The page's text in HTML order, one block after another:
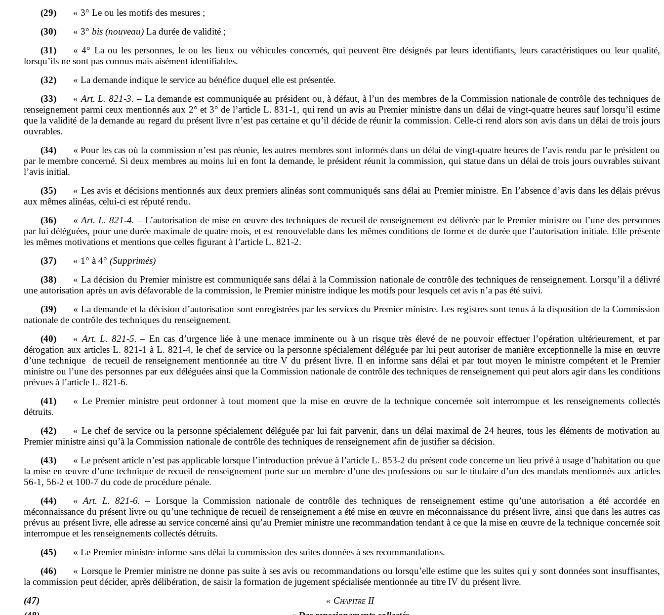
(29)
« 3° Le ou les motifs des mesures ;
(30)
« 3° bis (nouveau) La durée de validité ;
(31)
« 4° La ou les personnes, le ou les lieux ou véhicules concernés, qui peuvent être désignés par leurs identifiants, leurs caractéristiques ou leur qualité,
lorsqu’ils ne sont pas connus mais aisément identifiables.
(32)
« La demande indique le service au bénéfice duquel elle est présentée.
(33)
« Art. L. 821‑3. – La demande est communiquée au président ou, à défaut, à l’un des membres de la Commission nationale de contrôle des techniques de
renseignement parmi ceux mentionnés aux 2° et 3° de l’article L. 831‑1, qui rend un avis au Premier ministre dans un délai de vingt-quatre heures sauf lorsqu’il estime
que la validité de la demande au regard du présent livre n’est pas certaine et qu’il décide de réunir la commission. Celle-ci rend alors son avis dans un délai de trois jours
ouvrables.
(34)
« Pour les cas où la commission n’est pas réunie, les autres membres sont informés dans un délai de vingt-quatre heures de l’avis rendu par le président ou
par le membre concerné. Si deux membres au moins lui en font la demande, le président réunit la commission, qui statue dans un délai de trois jours ouvrables suivant
l’avis initial.
(35)
« Les avis et décisions mentionnés aux deux premiers alinéas sont communiqués sans délai au Premier ministre. En l’absence d’avis dans les délais prévus
aux mêmes alinéas, celui-ci est réputé rendu.
(36)
« Art. L. 821‑4. – L’autorisation de mise en œuvre des techniques de recueil de renseignement est délivrée parle Premier ministre oul’unedes personnes
par lui déléguées, pour une durée maximale de quatre mois, et est renouvelable dans les mêmes conditions de forme et de durée que l’autorisation initiale. Elle présente
les mêmes motivations et mentions que celles figurant à l’article L. 821‑2.
(37)
« 1° à 4° (Supprimés)
(38)
« La décision du Premier ministre est communiquée sans délai à la Commission nationale de contrôle des techniques de renseignement. Lorsqu’il a délivré
une autorisation après un avis défavorable de la commission, le Premier ministre indique les motifs pour lesquels cet avis n’a pas été suivi.
(39)
« La demande et la décision d’autorisation sont enregistrées par les services du Premier ministre. Les registres sont tenus à la disposition de la Commission
nationale de contrôle des techniques du renseignement.
(40)
« Art. L. 821‑5. – En cas d’urgence liée à une menace imminente ou à un risque très élevé de ne pouvoir effectuer l’opération ultérieurement, et par
dérogation aux articles L. 821-1 à L. 821-4, le chef de service ou la personne spécialement déléguée par lui peut autoriser de manière exceptionnelle la mise en œuvre
d’une technique de recueil de renseignement mentionnée au titre V du présent livre. Il en informe sans délai et par tout moyen le ministre compétent et le Premier
ministre ou l’une des personnes par euxdéléguées ainsi que la Commission nationale de contrôle des techniques de renseignement qui peut alors agir dans les conditions
prévues à l’article L. 821-6.
(41)
« Le Premier ministre peut ordonner à tout moment que la mise en œuvre de la technique concernée soit interrompue et les renseignements collectés
détruits.
(42)
« Le chef de service ou la personne spécialement déléguée par lui fait parvenir, dans un délai maximalde 24 heures, tous les éléments de motivation au
Premier ministre ainsi qu’à la Commission nationale de contrôle des techniques de renseignement afin de justifier sa décision.
(43)
« Le présent article n’est pas applicable lorsque l’introduction prévue à l’article L. 853‑2 du présent code concerne un lieu privé à usage d’habitation ou que
la mise en œuvre d’une technique de recueil de renseignement porte sur un membre d’une des professions ou sur le titulaire d’un des mandats mentionnés aux articles
56‑1, 56‑2 et 100‑7 du code de procédure pénale.
(44)
« Art. L. 821‑6. – Lorsque la Commission nationale de contrôle des techniques de renseignement estime qu’une autorisation a été accordée en
méconnaissance du présent livre ou qu’une technique de recueil de renseignement a été mise en œuvre en méconnaissance du présent livre, ainsi que dans les autres cas
prévus au présent livre, elleadresse au service concerné ainsi qu’au Premier ministre une recommandation tendant à ce que la mise en œuvre de la technique concernée soit
interrompue et les renseignements collectés détruits.
(45)
« Le Premier ministre informe sans délai la commission des suites données à ses recommandations.
(46)
« Lorsque le Premier ministre ne donne pas suite à ses avis ou recommandations ou lorsqu’elle estime que les suites qui y sont données sont insuffisantes,
la commission peut décider, après délibération, de saisir la formation de jugement spécialisée mentionnée au titre IV du présent livre.
(47)
« Chapitre II